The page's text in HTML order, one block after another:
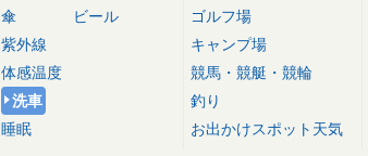
傘
紫外線
体感温度
洗車
睡眠
ビール
ゴルフ場
キャンプ場
競馬・競艇・競輪
釣り
お出かけスポット天気